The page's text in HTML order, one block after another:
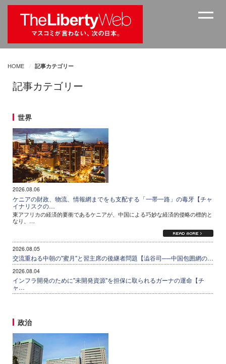
HOME 記事カテゴリー
記事カテゴリー
世界
2026.08.06
ケニアの財政、物流、情報網までをも支配する「一帯一路」の毒牙【チャ
イナリスクの…
東アフリカの経済的要衝であるケニアが、中国による巧妙な経済的侵略の標的と
なり、…
2026.08.05
交流重ねる中朝の"蜜月"と習主席の後継者問題【澁谷司──中国包囲網の…
2026.08.04
インフラ開発のために"未開発資源"を担保に取られるガーナの運命【チ
ャ…
政治